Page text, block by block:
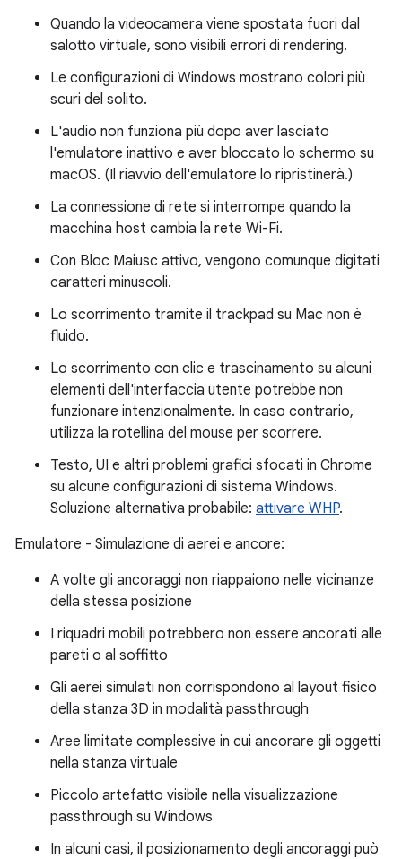
Quando la videocamera viene spostata fuori dal
salotto virtuale, sono visibili errori di rendering.
Le configurazioni di Windows mostrano colori più
scuri del solito.
L'audio non funziona più dopo aver lasciato
l'emulatore inattivo e aver bloccato lo schermo su
macOS. (Il riavvio dell'emulatore lo ripristinerà.)
La connessione di rete si interrompe quando la
macchina host cambia la rete Wi-Fi.
Con Bloc Maiusc attivo, vengono comunque digitati
caratteri minuscoli.
Lo scorrimento tramite il trackpad su Mac non è
fluido.
Lo scorrimento con clic e trascinamento su alcuni
elementi dell'interfaccia utente potrebbe non
funzionare intenzionalmente. In caso contrario,
utilizza la rotellina del mouse per scorrere.
Testo, UI e altri problemi grafici sfocati in Chrome
su alcune configurazioni di sistema Windows.
Soluzione alternativa probabile: attivare WHP.
Emulatore - Simulazione di aerei e ancore:
A volte gli ancoraggi non riappaiono nelle vicinanze
della stessa posizione
I riquadri mobili potrebbero non essere ancorati alle
pareti o al soffitto
Gli aerei simulati non corrispondono al layout fisico
della stanza 3D in modalità passthrough
Aree limitate complessive in cui ancorare gli oggetti
nella stanza virtuale
Piccolo artefatto visibile nella visualizzazione
passthrough su Windows
In alcuni casi, il posizionamento degli ancoraggi può